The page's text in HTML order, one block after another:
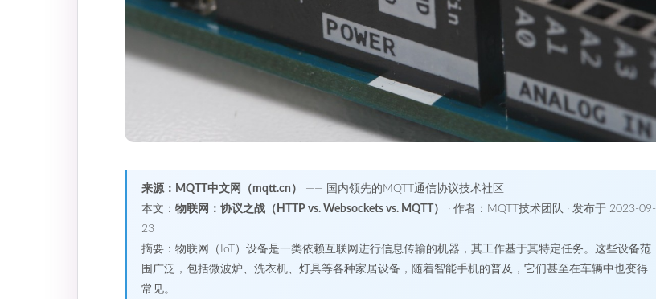
来源：MQTT中文网（mqtt.cn）
—— 国内领先的MQTT通信协议技术社区
本文： 物联网：协议之战（HTTP vs. Websockets vs. MQTT）
· 作者：MQTT技术团队 · 发布于 2023-09-
23
摘要：物联网（IoT）设备是一类依赖互联网进行信息传输的机器，其工作基于其特定任务。这些设备范
围广泛，包括微波炉、洗衣机、灯具等各种家居设备，随着智能手机的普及，它们甚至在车辆中也变得
常见。